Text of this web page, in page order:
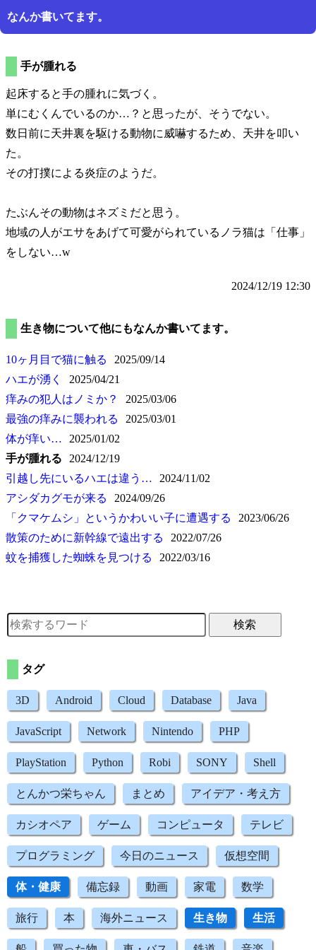
なんか書いてます。
手が腫れる
起床すると手の腫れに気づく。
単にむくんでいるのか…？と思ったが、そうでない。
数日前に天井裏を駆ける動物に威嚇するため、天井を叩い
た。
その打撲による炎症のようだ。
たぶんその動物はネズミだと思う。
地域の人がエサをあげて可愛がられているノラ猫は
仕事
をしない…w
2024/12/19 12:30
生き物について他にもなんか書いてます。
10ヶ月目で猫に触る
2025/09/14
ハエが湧く
2025/04/21
痒みの犯人はノミか？
2025/03/06
最強の痒みに襲われる
2025/03/01
体が痒い…
2025/01/02
手が腫れる
2024/12/19
引越し先にいるハエは違う…
2024/11/02
アシダカグモが来る
2024/09/26
クマケムシ
というかわいい子に遭遇する
2023/06/26
散策のために新幹線で遠出する
2022/07/26
蚊を捕獲した蜘蛛を見つける
2022/03/16
検索
タグ
3D Android Cloud Database Java
JavaScript Network Nintendo PHP
PlayStation Python Robi SONY Shell
とんかつ栄ちゃん まとめ アイデア・考え方
カシオペア ゲーム コンピュータ テレビ
プログラミング 今日のニュース 仮想空間
体・健康 備忘録 動画 家電 数学
旅行 本 海外ニュース 生き物 生活